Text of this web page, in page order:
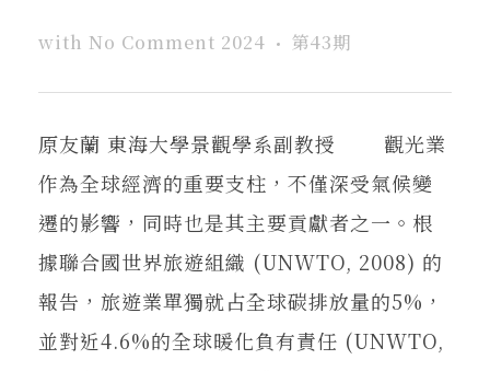
with No Comment 2024 第43期
原友蘭 東海大學景觀學系副教授 觀光業
作為全球經濟的重要支柱，不僅深受氣候變
遷的影響，同時也是其主要貢獻者之一。根
據聯合國世界旅遊組織 (UNWTO, 2008) 的
報告，旅遊業單獨就占全球碳排放量的5%，
並對近4.6%的全球暖化負有責任 (UNWTO,